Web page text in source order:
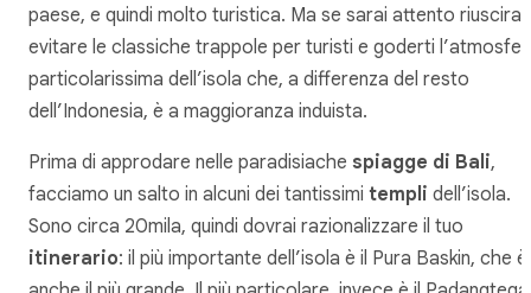
paese, e quindi molto turistica. Ma se sarai attento riuscirai
evitare le classiche trappole per turisti e goderti
particolarissima dell’isola che, a differenza del resto
dell’Indonesia, è a maggioranza induista.
Prima di approdare nelle paradisiache spiagge di Bali,
facciamo un salto in alcuni dei tantissimi templi dell’isola.
Sono circa 20mila, quindi dovrai razionalizzare il tuo
itinerario: il più importante dell’isola è il Pura Baskin, che è